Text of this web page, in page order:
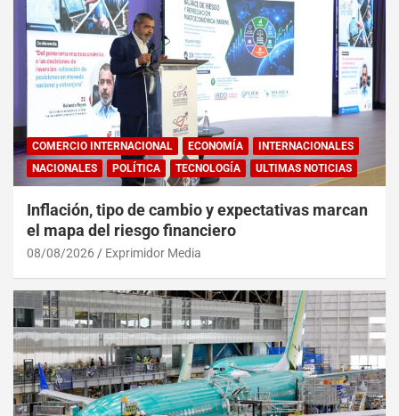
COMERCIO INTERNACIONAL ECONOMÍA
INTERNACIONALES
NACIONALES
POLÍTICA TECNOLOGÍA ULTIMAS NOTICIAS
Inflación, tipo de cambio y expectativas marcan
el mapa del riesgo financiero
08/08/2026 Exprimidor Media